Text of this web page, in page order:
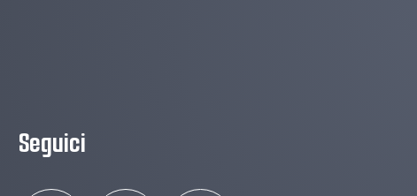
Seguici